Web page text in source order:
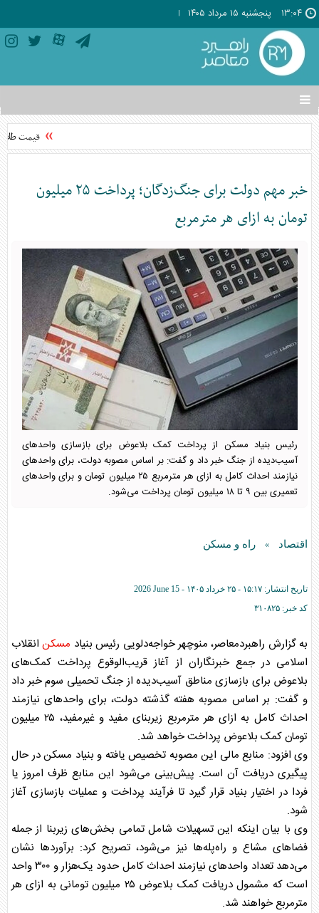
۱۳:۰۴ پنجشنبه ۱۵ مرداد ۱۴۰۵
تغییر
وضعیت
منوی
ها
قیمت طلا
خبر مهم دولت برای جنگ‌زدگان؛ پرداخت ۲۵ میلیون
تومان به ازای هر مترمربع
رئیس بنیاد مسکن از پرداخت کمک بلاعوض برای بازسازی واحد‌های
آسیب‌دیده از جنگ خبر داد و گفت: بر اساس مصوبه دولت، برای واحد‌های
نیازمند احداث کامل به ازای هر مترمربع ۲۵ میلیون تومان و برای واحد‌های
تعمیری بین ۹ تا ۱۸ میلیون تومان پرداخت می‌شود.
اقتصاد » راه و مسکن
تاریخ انتشار: ۱۵:۱۷ - ۲۵ خرداد ۱۴۰۵ -
2026 June 15
کد خبر: ۳۱۰۸۲۵
به گزارش راهبردمعاصر، منوچهر خواجه‌دلویی رئیس بنیاد مسکنانقلاب
اسلامی در جمع خبرنگاران از آغاز قریب‌الوقوع پرداخت کمک‌های
بلاعوض برای بازسازی مناطق آسیب‌دیده از جنگ تحمیلی سوم خبر داد
و گفت: بر اساس مصوبه هفته گذشته دولت، برای واحد‌های نیازمند
احداث کامل به ازای هر مترمربع زیربنای مفید و غیرمفید، ۲۵ میلیون
تومان کمک بلاعوض پرداخت خواهد شد.
وی افزود: منابع مالی این مصوبه تخصیص یافته و بنیاد مسکندر حال
پیگیری دریافت آن است. پیش‌بینی می‌شود این منابع ظرف امروز یا
فردا در اختیار بنیاد قرار گیرد تا فرآیند پرداخت و عملیات بازسازی آغاز
شود.
وی با بیان اینکه این تسهیلات شامل تمامی بخش‌های زیربنا از جمله
فضا‌های مشاع و راه‌پله‌ها نیز می‌شود، تصریح کرد: برآورد‌ها نشان
می‌دهد تعداد واحد‌های نیازمند احداث کامل حدود یک‌هزار و ۳۰۰ واحد
است که مشمول دریافت کمک بلاعوض ۲۵ میلیون تومانی به ازای هر
مترمربع خواهند شد.